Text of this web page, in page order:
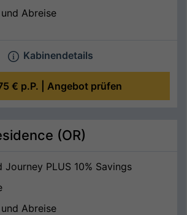
Abreise
Kabinendetails
€ p.P. | Angebot prüfen
(OR)
Journey PLUS 10% Savings
Abreise